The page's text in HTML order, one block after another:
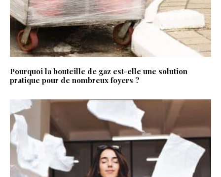
Pourquoi la bouteille de gaz est-elle une solution
pratique pour de nombreux foyers ?